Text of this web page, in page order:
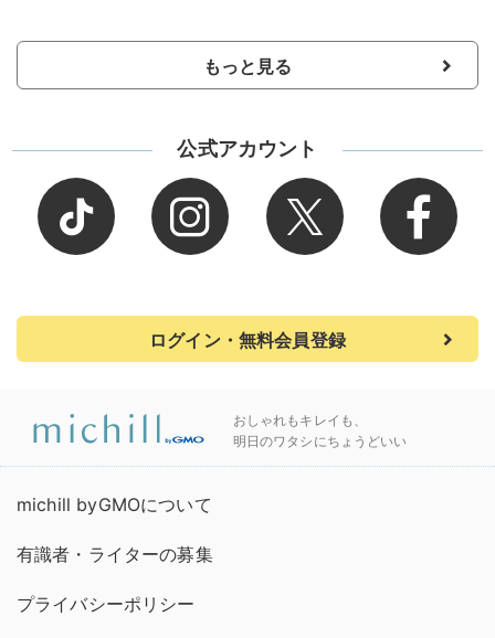
もっと見る
公式アカウント
ログイン・無料会員登録
おしゃれもキレイも、
明日のワタシにちょうどいい
michill byGMOについて
有識者・ライターの募集
プライバシーポリシー